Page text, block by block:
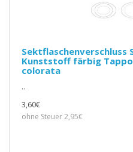
Sektflaschenverschluss
Kunststoff färbig Tappo
colorata
..
3,60€
ohne Steuer 2,95€